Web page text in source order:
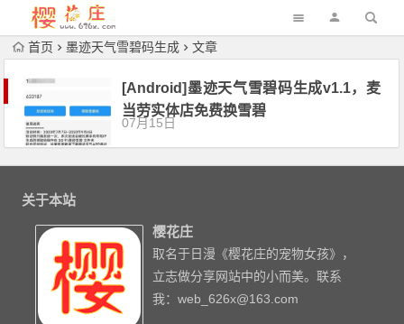
首页 墨迹天气雪碧码生成 文章
[Android]墨迹天气雪碧码生成v1.1，麦
当劳实体店免费换雪碧
07月15日
关于本站
樱花庄
取名于日漫《樱花庄的宠物女孩》，
立志做分享网站中的小而美。联系
我：web_626x@163.com